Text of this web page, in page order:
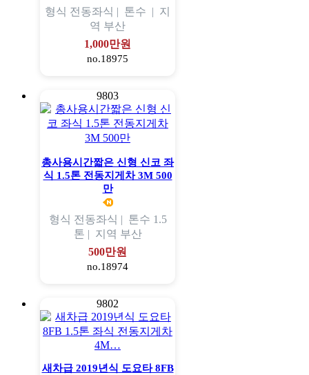
형식 전동좌식 | 톤수 | 지
역 부산
1,000만원
no.18975
9803
총사용시간짧은 신형 신코 좌
식 1.5톤 전동지게차 3M 500
만
형식 전동좌식 | 톤수 1.5
톤 | 지역 부산
500만원
no.18974
9802
새차급 2019년식 도요타 8FB